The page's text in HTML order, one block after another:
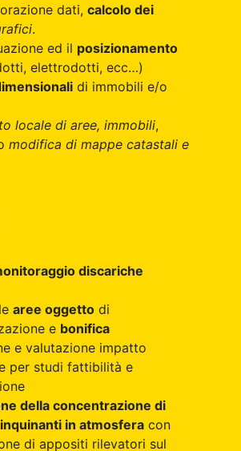
dati, calcolo dei
.
ed il posizionamento
elettrodotti, ecc…)
di immobili e/o
locale di aree, immobili,
modifica di mappe catastali e
discariche
aree oggetto di
e bonifica
e valutazione impatto
per studi fattibilità e
della concentrazione di
in atmosfera con
di appositi rilevatori sul